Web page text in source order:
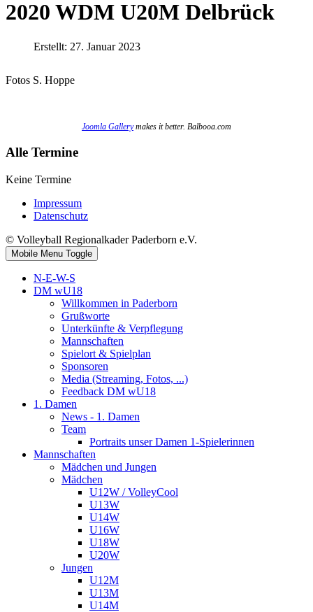
2020 WDM U20M Delbrück
Erstellt: 27. Januar 2023
Fotos S. Hoppe
Joomla Gallerymakes it better. Balbooa.com
Alle Termine
Keine Termine
Impressum
Datenschutz
© Volleyball Regionalkader Paderborn e.V.
Mobile Menu Toggle
N-E-W-S
DM wU18
Willkommen in Paderborn
Grußworte
Unterkünfte & Verpflegung
Mannschaften
Spielort & Spielplan
Sponsoren
Media (Streaming, Fotos, ...)
Feedback DM wU18
1. Damen
News - 1. Damen
Team
Portraits unser Damen 1-Spielerinnen
Mannschaften
Mädchen und Jungen
Mädchen
U12W / VolleyCool
U13W
U14W
U16W
U18W
U20W
Jungen
U12M
U13M
U14M